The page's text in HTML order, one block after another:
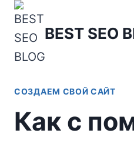
Перейти
содержимому
BEST SEO
СОЗДАЕМ СВОЙ САЙТ
Как с